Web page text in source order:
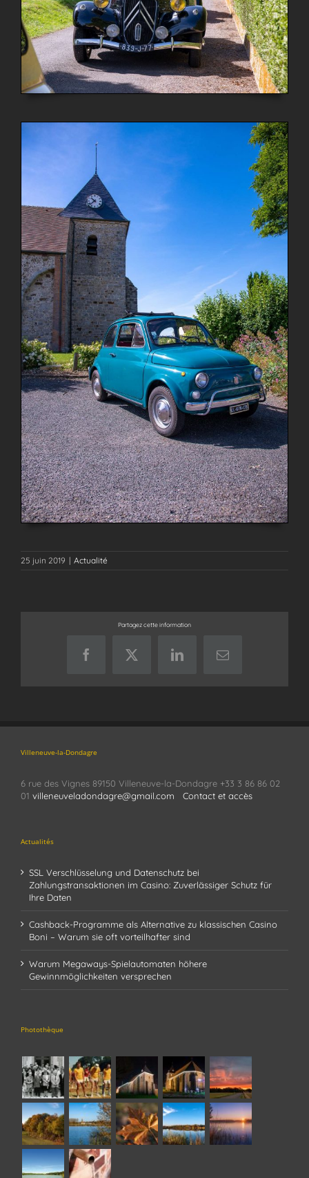
25 juin 2019 | Actualité
Partagez cette information
FacebookX LinkedInEmail
Villeneuve-la-Dondagre
6 rue des Vignes 89150 Villeneuve-la-Dondagre +33 3 86 86 02
01 villeneuveladondagre@gmail.com Contact et accès
Actualités
SSL Verschlüsselung und Datenschutz bei
Zahlungstransaktionen im Casino: Zuverlässiger Schutz für
Ihre Daten
Cashback-Programme als Alternative zu klassischen Casino
Boni – Warum sie oft vorteilhafter sind
Warum Megaways-Spielautomaten höhere
Gewinnmöglichkeiten versprechen
Photothèque